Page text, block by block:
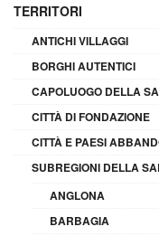
TERRITORI
ANTICHI VILLAGGI
BORGHI AUTENTICI
CAPOLUOGO DELLA
CITTÀ DI FONDAZIONE
CITTÀ E PAESI
SUBREGIONI DELLA
ANGLONA
BARBAGIA